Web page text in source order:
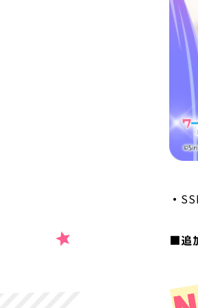
・
■追